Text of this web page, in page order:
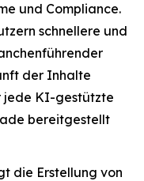
und Compliance.
schnellere und
der Inhalte
jede KI-gestützte
bereitgestellt
die Erstellung von